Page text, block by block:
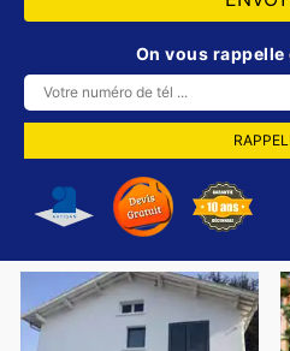
On vous